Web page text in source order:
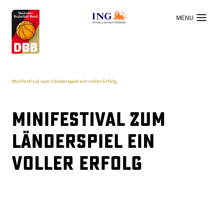
OFFIZIELLER HAUPTSPONSOR
Minifestival zum Länderspiel ein voller Erfolg
Minifestival zum
Länderspiel ein
voller Erfolg